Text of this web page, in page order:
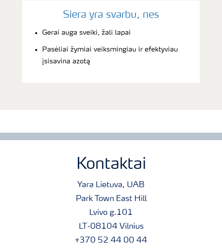
Siera yra svarbu, nes
Gerai auga sveiki, žali lapai
Pasėliai žymiai veiksmingiau ir efektyviau
įsisavina azotą
Kontaktai
Yara Lietuva, UAB
Park Town East Hill
Lvivo g.101
LT-08104 Vilnius
+370 52 44 00 44